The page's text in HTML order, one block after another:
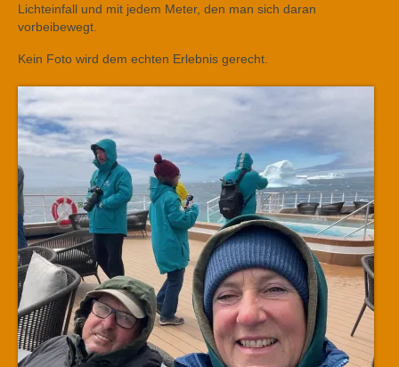
Lichteinfall und mit jedem Meter, den man sich daran
vorbeibewegt.
Kein Foto wird dem echten Erlebnis gerecht.